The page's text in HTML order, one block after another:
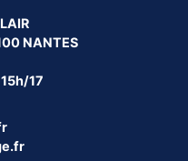
NANTES
17